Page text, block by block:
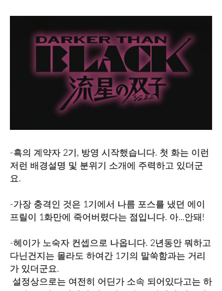
-흑의 계약자 2기, 방영 시작했습니다. 첫 화는 이런
저런 배경설명 및 분위기 소개에 주력하고 있더군
요.
-가장 충격인 것은 1기에서 나름 포스를 냈던 에이
프릴이 1화만에 죽어버렸다는 점입니다. 아...안돼!
-헤이가 노숙자 컨셉으로 나옵니다. 2년동안 뭐하고
다닌건지는 몰라도 하여간 1기의 말쑥함과는 거리
가 있더군요.
설정상으로는 여전히 어딘가 소속 되어있다고는 하